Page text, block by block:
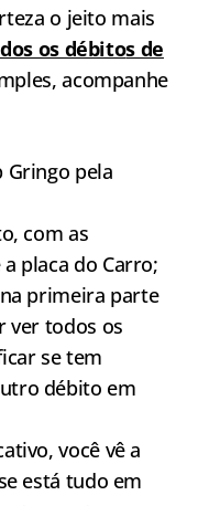
o jeito mais
os débitos de
acompanhe
Gringo pela
com as
placa do Carro;
primeira parte
ver todos os
se tem
débito em
você vê a
está tudo em